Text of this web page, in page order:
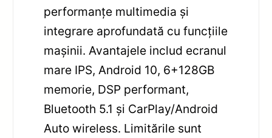
performanțe multimedia și
integrare aprofundată cu funcțiile
mașinii. Avantajele includ ecranul
mare IPS, Android 10, 6+128GB
memorie, DSP performant,
Bluetooth 5.1 și CarPlay/Android
Auto wireless. Limitările sunt